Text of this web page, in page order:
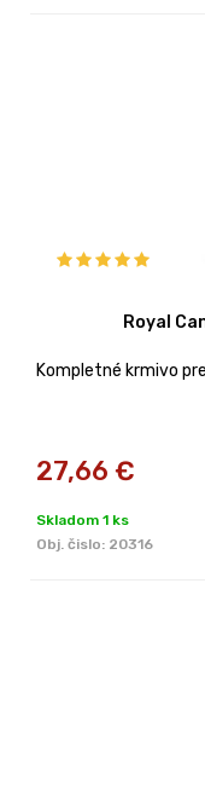
Royal
Kompletné krmivo
27,66 €
Skladom 1 ks
Obj. čislo: 20316